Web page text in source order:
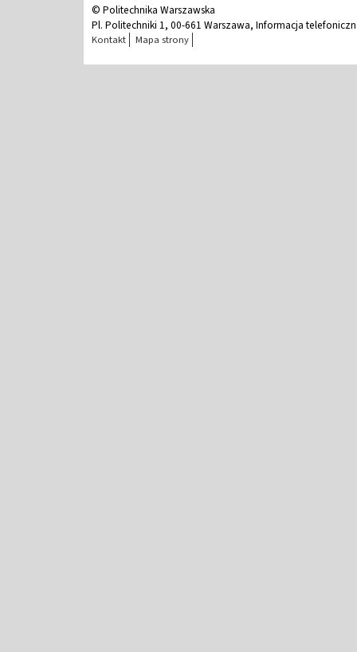
© Politechnika Warszawska
Pl. Politechniki 1, 00-661 Warszawa, Informacja
Kontakt Mapa strony